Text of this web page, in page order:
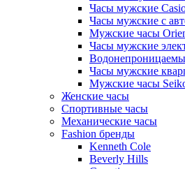
Часы мужские
Часы мужские с
Мужские часы
Часы мужские
Часы мужские
Мужские часы
Женские часы
Спортивные часы
Механические часы
Fashion бренды
Kenneth Cole
Beverly Hills